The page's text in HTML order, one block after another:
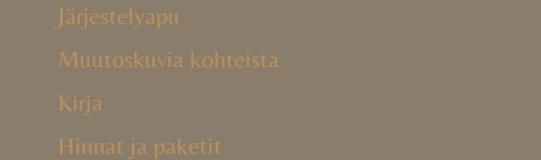
Järjestelyapu
Muutoskuvia kohteista
Kirja
Hinnat ja paketit